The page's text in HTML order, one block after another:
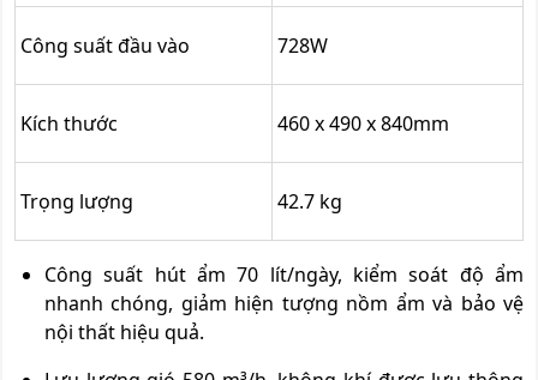
Công suất đầu vào 728W
Kích thước 460 x 490 x 840mm
Trọng lượng 42.7 kg
Công suất hút ẩm 70 lít/ngày, kiểm soát độ ẩm
nhanh chóng, giảm hiện tượng nồm ẩm và bảo vệ
nội thất hiệu quả.